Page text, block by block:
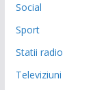
Social
Sport
Statii radio
Televiziuni